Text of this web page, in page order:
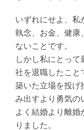
いずれにせよ、私
執念、お金、健康
ないことです。
しかし私にとっ
社を退職したこと
築いた立場を投げ
み出すより勇気の
よく結婚より離婚
りました。